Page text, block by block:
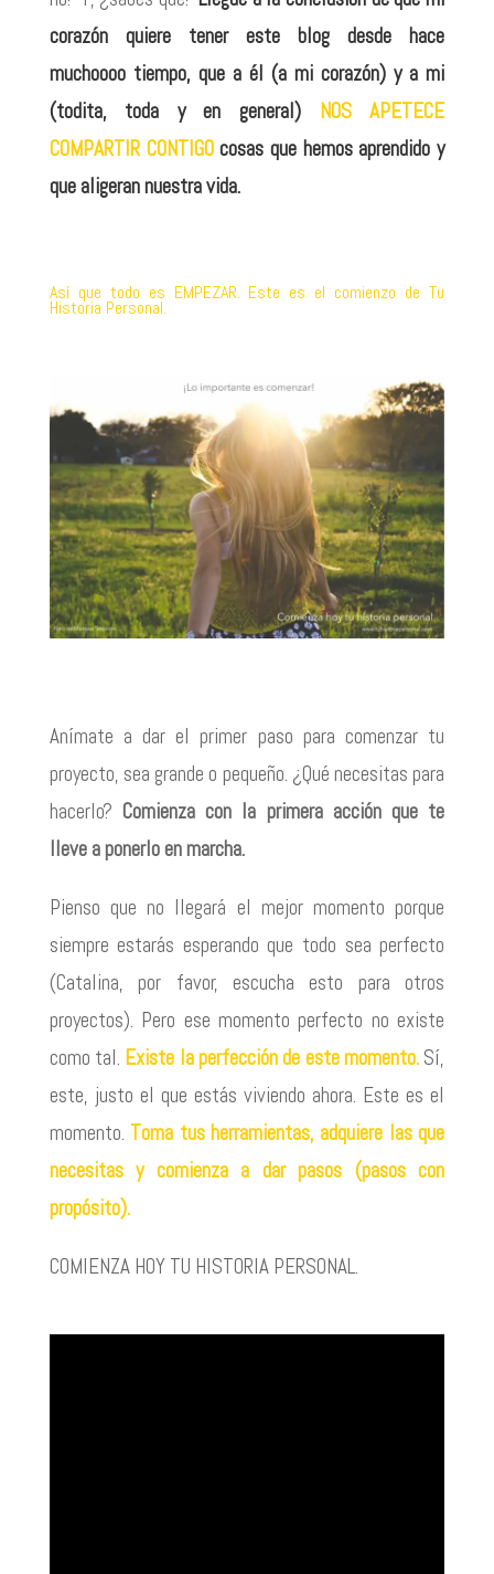
corazón quiere tener este blog desde hace
muchoooo tiempo, que a él (a mi corazón) y a mi
(todita, toda y en general)
NOS APETECE
COMPARTIR CONTIGOcosas que hemos aprendido y
que aligeran nuestra vida.
Así que todo es EMPEZAR. Este es el comienzo de Tu
Historia Personal.
Anímate a dar el primer paso para comenzar tu
proyecto, sea grande o pequeño. ¿Qué necesitas para
hacerlo? Comienza con la primera acción que te
lleve a ponerlo en marcha.
Pienso que no llegará el mejor momento porque
siempre estarás esperando que todo sea perfecto
(Catalina, por favor, escucha esto para otros
proyectos). Pero ese momento perfecto no existe
como tal. Existe la perfección de este momento. Sí,
este, justo el que estás viviendo ahora. Este es el
momento. Toma tus herramientas, adquiere las que
necesitas y comienza a dar pasos (pasos con
propósito).
COMIENZA HOY TU HISTORIA PERSONAL.